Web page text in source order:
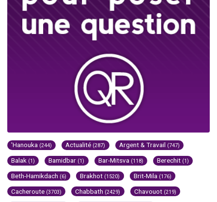
'Hanouka (244) Actualité (287) Argent & Travail (747)
Balak (1) Bamidbar (1) Bar-Mitsva (118) Berechit (1)
Beth-Hamikdach (6) Brakhot (1520) Brit-Mila (176)
Cacheroute (3703) Chabbath (2429) Chavouot (219)